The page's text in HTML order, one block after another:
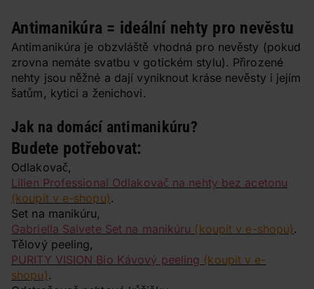
Antimanikúra = ideální nehty pro nevěstu
Antimanikúra je obzvláště vhodná pro nevěsty (pokud
zrovna nemáte svatbu v gotickém stylu). Přirozené
nehty jsou něžné a dají vyniknout kráse nevěsty i jejím
šatům, kytici a ženichovi.
Jak na domácí antimanikúru?
Budete potřebovat:
Odlakovač,
Lilien Professional Odlakovač na nehty bez acetonu
(koupit v e-shopu).
Set na manikúru,
Gabriella Salvete Set na manikúru (koupit v e-shopu).
Tělový peeling,
PURITY VISION Bio Kávový peeling (koupit v e-
shopu).